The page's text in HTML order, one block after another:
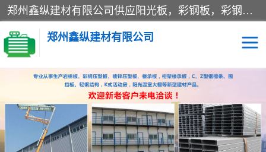
郑州鑫纵建材有限公司供应阳光板，彩钢板，彩钢钢构工程是一家集生产销售租赁安装于一体的企业，主要生产PC采光板，耐力板，仿古琉璃采光板，岩棉板、彩钢压型板、镀锌压型板、桁架楼承板，C、Z型钢檩条、围挡板、轻钢结构，阳光温室大棚等新型建材产品。公司旗下有多台移动式高空压瓦机租赁，承接全国各地业务，专业对外租赁各种型号压瓦机。
郑州鑫纵建材有限公司
高空瓦机租赁 ASA合成树脂仿古瓦
CZ型钢 FRP采光板